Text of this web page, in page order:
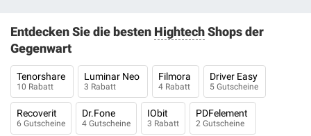
Entdecken Sie die besten HightechShops der
Gegenwart
Tenorshare
10 Rabatt
Luminar Neo
3 Rabatt
Filmora
4 Rabatt
Driver Easy
5 Gutscheine
Recoverit
6 Gutscheine
Dr.Fone
4 Gutscheine
IObit
3 Rabatt
PDFelement
2 Gutscheine